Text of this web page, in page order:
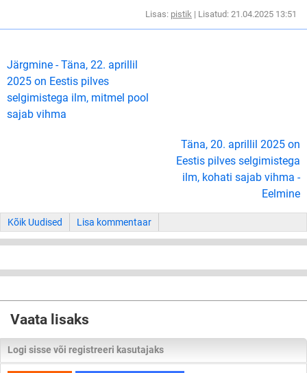
Lisas: pistik | Lisatud: 21.04.2025 13:51
Järgmine - Täna, 22. aprillil
2025 on Eestis pilves
selgimistega ilm, mitmel pool
sajab vihma
Täna, 20. aprillil 2025 on
Eestis pilves selgimistega
ilm, kohati sajab vihma -
Eelmine
Kõik Uudised Lisa kommentaar
Vaata lisaks
Logi sisse või registreeri kasutajaks